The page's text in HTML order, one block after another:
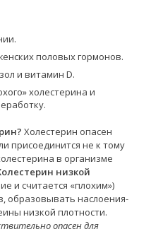
половых гормонов.
и витамин D.
холестерина и
Холестерин опасен
присоединится не к тому
в организме
низкой
и считается «плохим»)
образовывать наслоения-
низкой плотности.
опасен для